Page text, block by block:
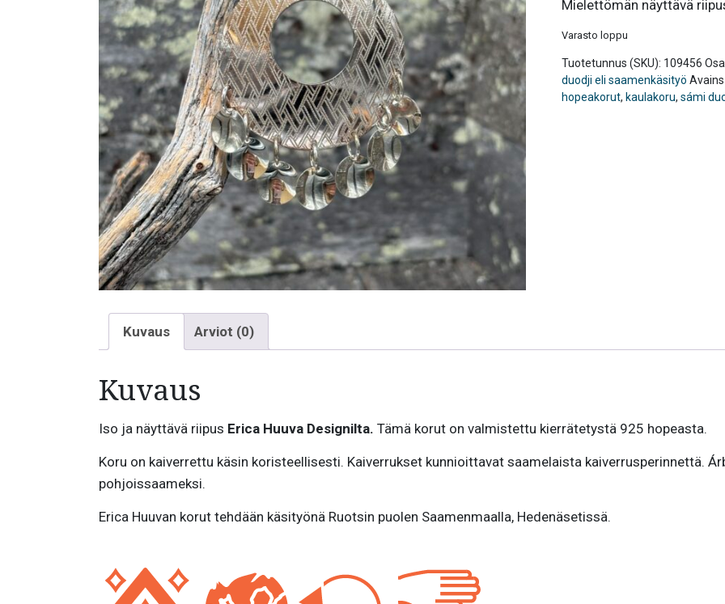
Mielettömän näyttävä
Varasto loppu
Tuotetunnus (SKU): 109456
duodji eli saamenkäsityö
hopeakorut, kaulakoru, sámi
Kuvaus Arviot (0)
Kuvaus
Iso ja näyttävä riipus Erica Huuva Designilta. Tämä korut on valmistettu kierrätetystä 925 hopeasta.
Koru on kaiverrettu käsin koristeellisesti. Kaiverrukset kunnioittavat saamelaista kaiverrusperinnettä.
pohjoissaameksi.
Erica Huuvan korut tehdään käsityönä Ruotsin puolen Saamenmaalla, Hedenäsetissä.